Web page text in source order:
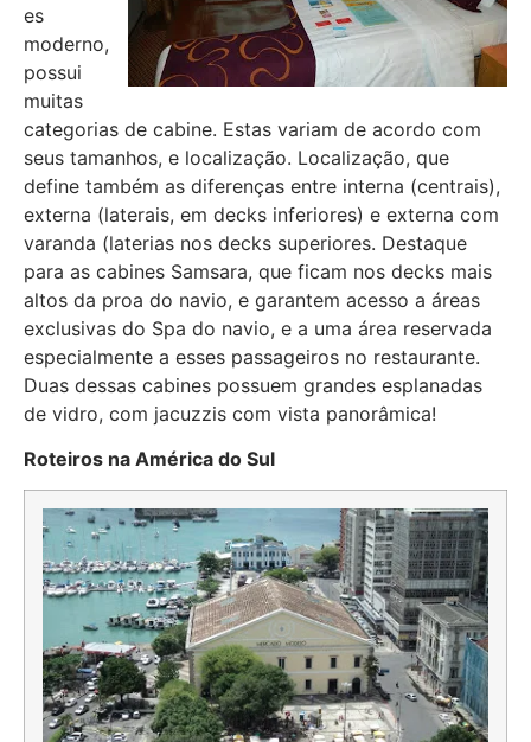
es
moderno,
possui
muitas
categorias de cabine. Estas variam de acordo com
seus tamanhos, e localização. Localização, que
define também as diferenças entre interna (centrais),
externa (laterais, em decks inferiores) e externa com
varanda (laterias nos decks superiores. Destaque
para as cabines Samsara, que ficam nos decks mais
altos da proa do navio, e garantem acesso a áreas
exclusivas do Spa do navio, e a uma área reservada
especialmente a esses passageiros no restaurante.
Duas dessas cabines possuem grandes esplanadas
de vidro, com jacuzzis com vista panorâmica!
Roteiros na América do Sul